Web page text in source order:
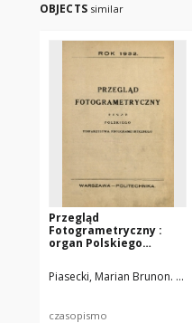
OBJECTS similar
Przegląd
Fotogrametryczny :
organ Polskiego
Fotogrametrycznego,
1932
Piasecki, Marian Brunon. Red.
czasopismo